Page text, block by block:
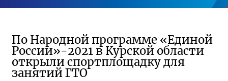
По Народной программе «Единой
России»-2021 в Курской области
открыли спортплощадку для
занятий ГТО